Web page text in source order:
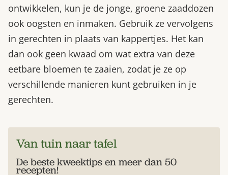
ontwikkelen, kun je de jonge, groene zaaddozen
ook oogsten en inmaken. Gebruik ze vervolgens
in gerechten in plaats van kappertjes. Het kan
dan ook geen kwaad om wat extra van deze
eetbare bloemen te zaaien, zodat je ze op
verschillende manieren kunt gebruiken in je
gerechten.
Van tuin naar tafel
De beste kweektips en meer dan 50
recepten!